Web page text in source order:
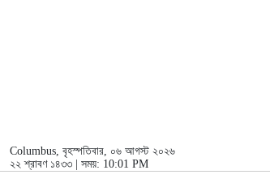
Columbus, বৃহস্পতিবার, ০৬ আগস্ট ২০২৬
২২ শ্রাবণ ১৪৩৩ | সময়: 10:01 PM